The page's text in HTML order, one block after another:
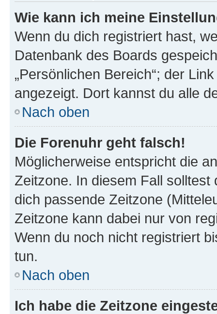
Wie kann ich meine
Wenn du dich registriert hast,
Datenbank des Boards
„Persönlichen Bereich“; der
angezeigt. Dort kannst du alle
Nach oben
Die Forenuhr geht falsch!
Möglicherweise entspricht die
Zeitzone. In diesem Fall solltest
dich passende Zeitzone
Zeitzone kann dabei nur von
Wenn du noch nicht registriert
tun.
Nach oben
Ich habe die Zeitzone